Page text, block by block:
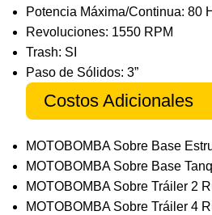
Potencia Máxima/Continua: 80
Revoluciones: 1550 RPM
Trash: SI
Paso de Sólidos: 3”
Costos Adicionales
MOTOBOMBA Sobre Base
MOTOBOMBA Sobre Base
MOTOBOMBA Sobre Tráiler 2
MOTOBOMBA Sobre Tráiler 4